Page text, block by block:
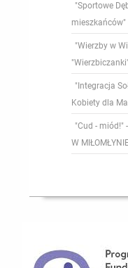
"Sportowe
mieszkańców"
"Wierzby w
"Wierzbiczanki"
"Integracja
Kobiety dla
"Cud - miód!"
W